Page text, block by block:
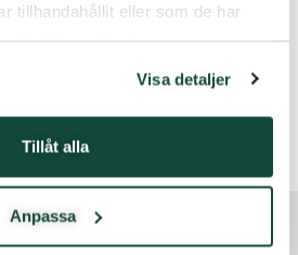
tillhandahållit eller som de har
deras tjänster.
Visa detaljer
Tillåt alla
Anpassa
postadress och webbplats i denna